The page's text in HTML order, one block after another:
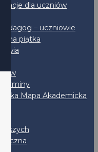
dla uczniów
– uczniowie
piątka
terminy
Mapa Akademicka